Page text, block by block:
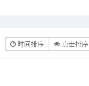
时间排序 点击排序